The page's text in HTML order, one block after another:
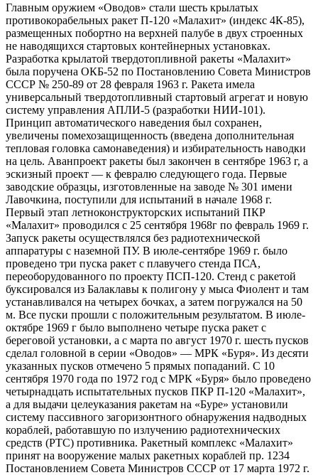
Главным оружием «Оводов» стали шесть крылатых
противокорабельных ракет П-120 «Малахит» (индекс 4К-85),
размещенных побортно на верхней палубе в двух строенных
не наводящихся стартовых контейнерных установках.
Разработка крылатой твердотопливной ракеты «Малахит»
была поручена ОКБ-52 по Постановлению Совета Министров
СССР № 250-89 от 28 февраля 1963 г. Ракета имела
универсальный твердотопливный стартовый агрегат и новую
систему управления АПЛИ-5 (разработки НИИ-101).
Принцип автоматического наведения был сохранен,
увеличены помехозащищенность (введена дополнительная
тепловая головка самонаведения) и избирательность наводки
на цель. Аванпроект ракеты был закончен в сентябре 1963 г, а
эскизный проект — к февралю следующего года. Первые
заводские образцы, изготовленные на заводе № 301 имени
Лавочкина, поступили для испытаний в начале 1968 г.
Первый этап летноконструкторских испытаний ПКР
«Малахит» проводился с 25 сентября 1968г по февраль 1969 г.
Запуск ракеты осуществлялся без радиотехнической
аппаратуры с наземной ПУ. В июле-сентябре 1969 г. было
проведено три пуска ракет с плавучего стенда ПСА,
переоборудованного по проекту ПСП-120. Стенд с ракетой
буксировался из Балаклавы к полигону у мыса Фиолент и там
устанавливался на четырех бочках, а затем погружался на 50
м. Все пуски прошли с положительным результатом. В июле-
октябре 1969 г было выполнено четыре пуска ракет с
береговой установки, а с марта по август 1970 г. шесть пусков
сделал головной в серии «Оводов» — МРК «Буря». Из десяти
указанных пусков отмечено 5 прямых попаданий. С 10
сентября 1970 года по 1972 год с МРК «Буря» было проведено
четырнадцать испытательных пусков ПКР П-120 «Малахит»,
а для выдачи целеуказания ракетам на «Буре» установили
систему пассивного загоризонтного обнаружения надводных
кораблей, работавшую по излучению радиотехнических
средств (РТС) противника. Ракетный комплекс «Малахит»
принят на вооружение малых ракетных кораблей пр. 1234
Постановлением Совета Министров СССР от 17 марта 1972 г.